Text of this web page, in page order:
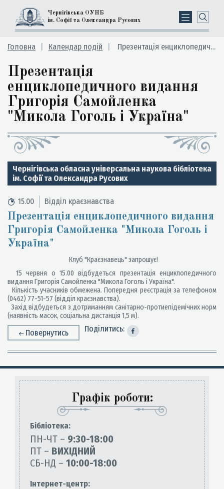
Чернігівська ОУНБ
ім. Софії та Олександра Русових
Головна Календар подій Презентація енциклопедичного видання Григорія Самойленка "Микола Гоголь і Україна"
Презентація
енциклопедичного видання
Григорія Самойленка
"Микола Гоголь і Україна"
Чернігівська обласна універсальна наукова бібліотека
ім. Софії та Олександра Русових
15.00 Відділ краєзнавства
Презентація енциклопедичного видання
Григорія Самойленка "Микола Гоголь і
Україна"
Клуб "Краєзнавець" запрошує!
15 червня о 15.00 відбудеться презентація енциклопедичного
видання Григорія Самойленка "Микола Гоголь і Україна".
Кількість учасників обмежена. Попередня реєстрація за телефоном
(0462) 77-51-57 (відділ краєзнавства).
Захід відбудеться з дотриманням санітарно-протиепідемічних норм
(наявність масок, соціальна дистанція 1,5 м).
Повернутись Поділитись:
Графік роботи:
Бiблiотека:
ПН-ЧТ – 9:30-18:00
ПТ – ВИХІДНИЙ
СБ-НД – 10:00-18:00
Інтернет-центр: